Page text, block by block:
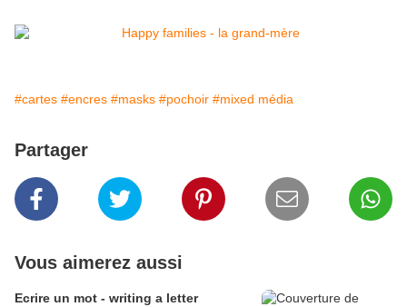
#cartes #encres #masks #pochoir #mixed média
Partager
Vous aimerez aussi
Ecrire un mot - writing a letter